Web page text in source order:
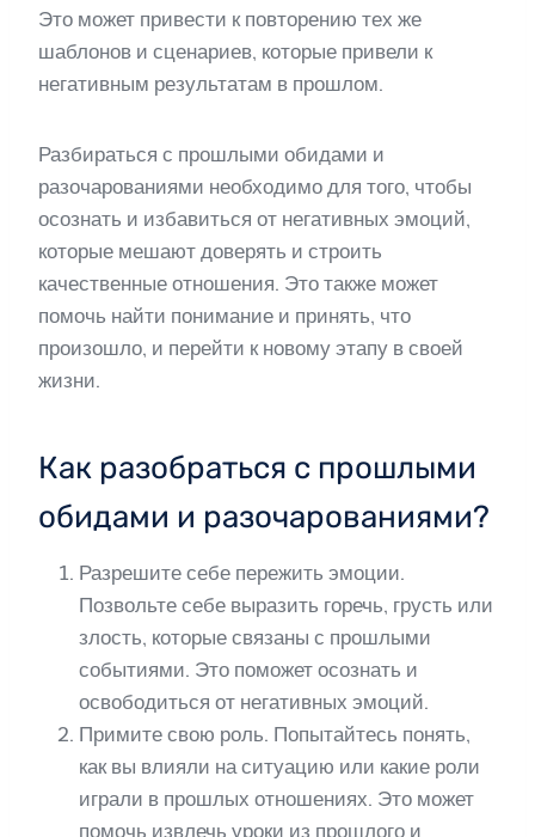
Это может привести к повторению тех же
шаблонов и сценариев, которые привели к
негативным результатам в прошлом.
Разбираться с прошлыми обидами и
разочарованиями необходимо для того, чтобы
осознать и избавиться от негативных эмоций,
которые мешают доверять и строить
качественные отношения. Это также может
помочь найти понимание и принять, что
произошло, и перейти к новому этапу в своей
жизни.
Как разобраться с прошлыми
обидами и разочарованиями?
Разрешите себе пережить эмоции.
Позвольте себе выразить горечь, грусть или
злость, которые связаны с прошлыми
событиями. Это поможет осознать и
освободиться от негативных эмоций.
Примите свою роль. Попытайтесь понять,
как вы влияли на ситуацию или какие роли
играли в прошлых отношениях. Это может
помочь извлечь уроки из прошлого и